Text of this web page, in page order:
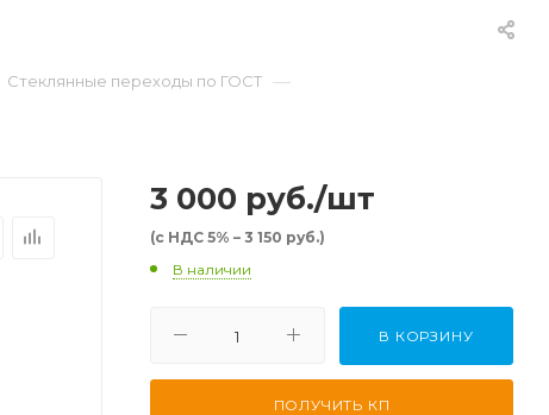
Стеклянные переходы по ГОСТ —
3 000 руб./шт
(с НДС 5% – 3 150 руб.)
В наличии
В КОРЗИНУ